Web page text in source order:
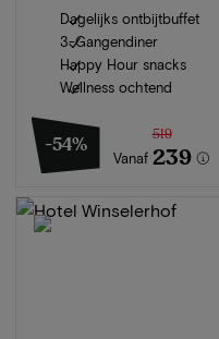
Dagelijks ontbijtbuffet
3-Gangendiner
Happy Hour snacks
Wellness ochtend
-54%
Vanaf
519
239